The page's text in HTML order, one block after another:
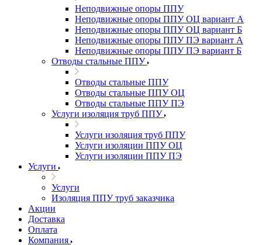
Неподвижные опоры ППУ
Неподвижные опоры ППУ ОЦ вариант А
Неподвижные опоры ППУ ОЦ вариант Б
Неподвижные опоры ППУ ПЭ вариант А
Неподвижные опоры ППУ ПЭ вариант Б
Отводы стальные ППУ
Отводы стальные ППУ
Отводы стальные ППУ ОЦ
Отводы стальные ППУ ПЭ
Услуги изоляция труб ППУ
Услуги изоляция труб ППУ
Услуги изоляции ППУ ОЦ
Услуги изоляции ППУ ПЭ
Услуги
Услуги
Изоляция ППУ труб заказчика
Акции
Доставка
Оплата
Компания